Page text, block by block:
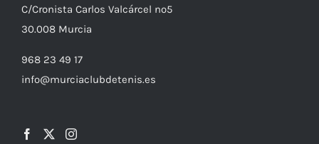
C/Cronista Carlos Valcárcel nº5
30.008 Murcia
968 23 49 17
info@murciaclubdetenis.es